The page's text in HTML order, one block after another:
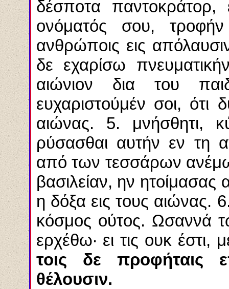
δέσποτα παντοκράτορ,
ονόματός σου,
ανθρώποις εις
δε εχαρίσω
αιώνιον δια του
ευχαριστούμέν σοι, ότι
αιώνας. 5. μνήσθητι,
ρύσασθαι αυτήν εν τη
από των τεσσάρων
βασιλείαν, ην ητοίμασας
η δόξα εις τους αιώνας.
κόσμος ούτος. Ωσαννά
ερχέθω· ει τις ουκ έστι,
τοις δε προφήταις
θέλουσιν.